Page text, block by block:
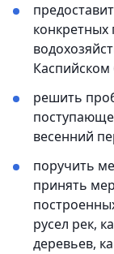
Каспийском
решить
весенний
поручить
принять
русел рек,
деревьев,